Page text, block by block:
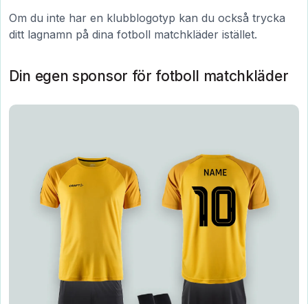
Om du inte har en klubblogotyp kan du också trycka
ditt lagnamn på dina fotboll matchkläder istället.
Din egen sponsor för fotboll matchkläder